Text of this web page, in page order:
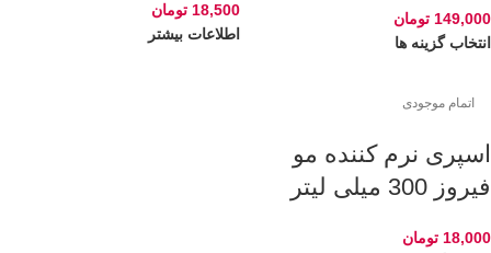
149,000 تومان
انتخاب گزینه ها
18,500 تومان
اطلاعات بیشتر
اتمام موجودی
اسپری نرم کننده مو
فیروز 300 میلی لیتر
18,000 تومان